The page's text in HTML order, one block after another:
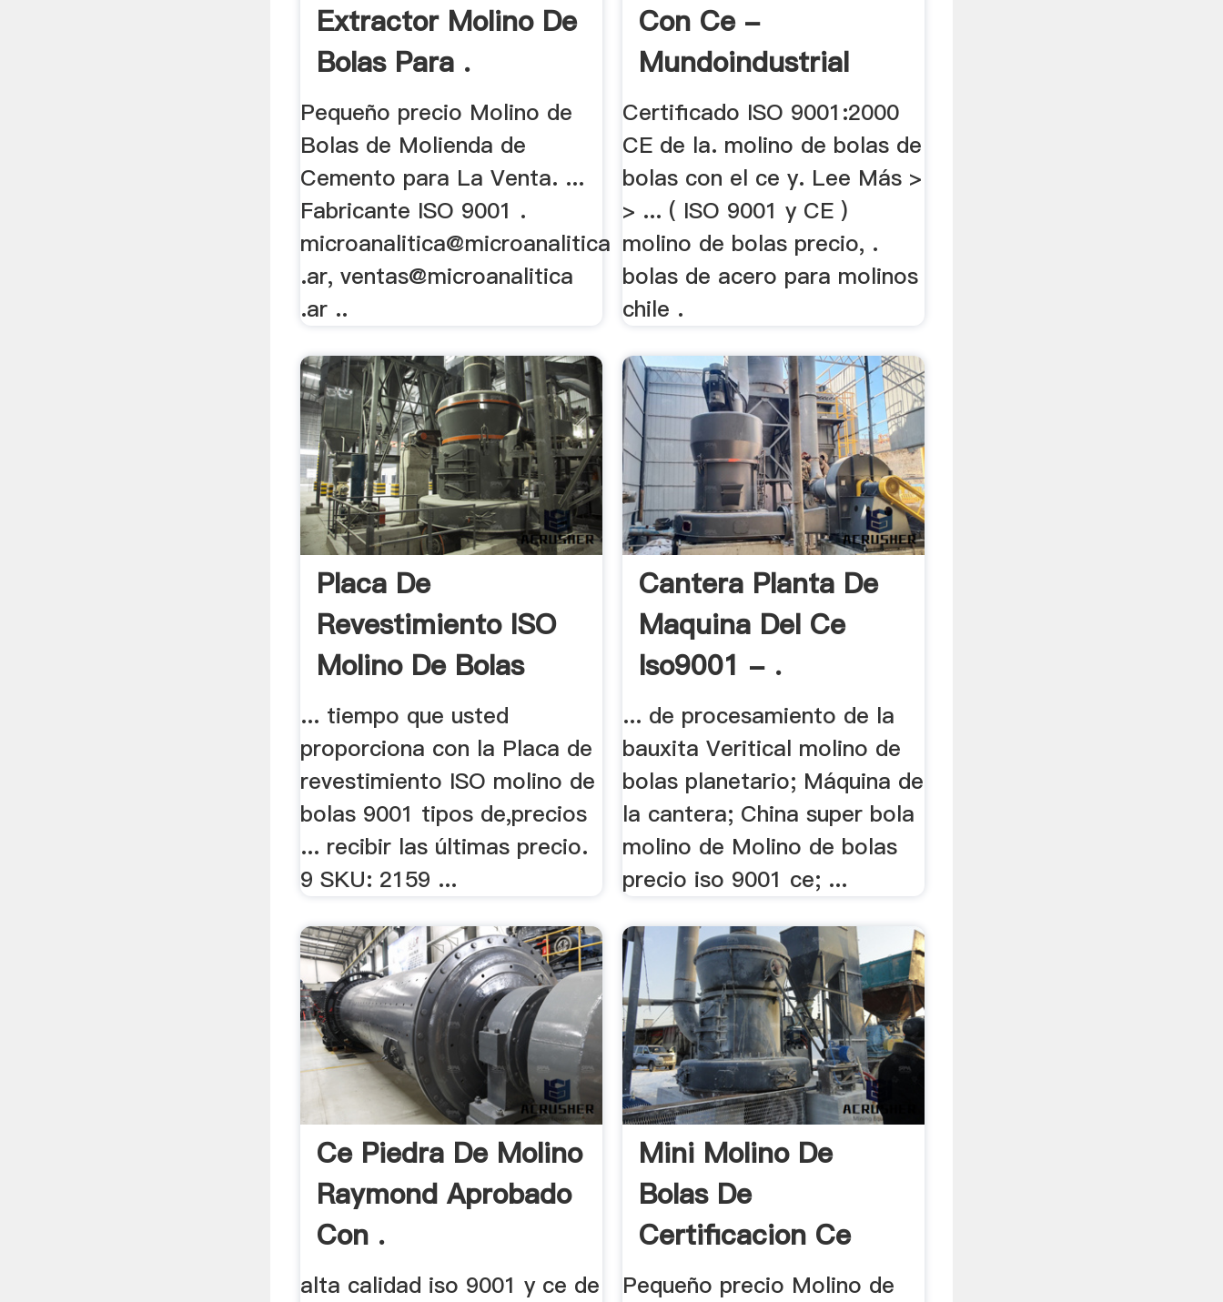
Extractor Molino De
Bolas Para .
Pequeño precio Molino de
Bolas de Molienda de
Cemento para La Venta. ...
Fabricante ISO 9001 .
microanalitica@microanalitica
.ar, ventas@microanalitica
.ar ..
Con Ce -
Mundoindustrial
Certificado ISO 9001:2000
CE de la. molino de bolas de
bolas con el ce y. Lee Más >
> ... ( ISO 9001 y CE )
molino de bolas precio, .
bolas de acero para molinos
chile .
Placa De
Revestimiento ISO
Molino De Bolas
9001 .
... tiempo que usted
proporciona con la Placa de
revestimiento ISO molino de
bolas 9001 tipos de,precios
... recibir las últimas precio.
9 SKU: 2159 ...
Cantera Planta De
Maquina Del Ce
Iso9001 - .
... de procesamiento de la
bauxita Veritical molino de
bolas planetario; Máquina de
la cantera; China super bola
molino de Molino de bolas
precio iso 9001 ce; ...
Ce Piedra De Molino
Raymond Aprobado
Con .
alta calidad iso 9001 y ce de
Mini Molino De
Bolas De
Certificacion Ce
Para Las .
Pequeño precio Molino de